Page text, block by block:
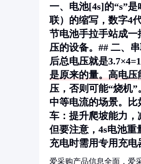
一、电池[4s]的“s”
联）的缩写，数字4
节电池手拉手站成
压的设备。## 二、
后总电压就是
是原来的量。高电
压，否则可能“烧机”
中等电流的场景。比
车 ：提升爬坡能力
但要注意，4s电池重
充电时需用专用充电
爱采购产品信息全面，爱